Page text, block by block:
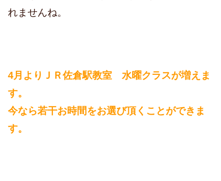
れませんね。
4月よりＪＲ佐倉駅教室 水曜クラスが増えま
す。
今なら若干お時間をお選び頂くことができま
す。